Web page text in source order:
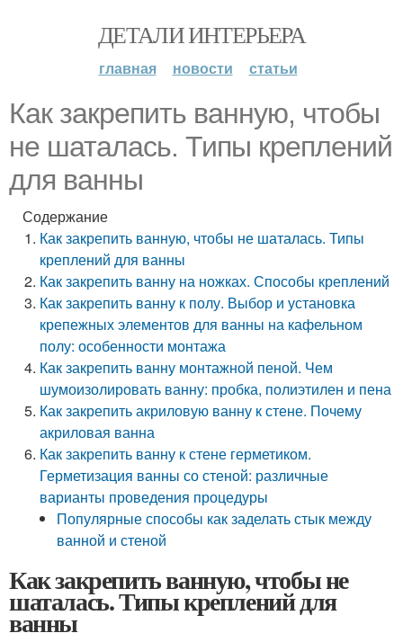
ДЕТАЛИ ИНТЕРЬЕРА
главная новости статьи
Как закрепить ванную, чтобы
не шаталась. Типы креплений
для ванны
Содержание
Как закрепить ванную, чтобы не шаталась. Типы
креплений для ванны
Как закрепить ванну на ножках. Способы креплений
Как закрепить ванну к полу. Выбор и установка
крепежных элементов для ванны на кафельном
полу: особенности монтажа
Как закрепить ванну монтажной пеной. Чем
шумоизолировать ванну: пробка, полиэтилен и пена
Как закрепить акриловую ванну к стене. Почему
акриловая ванна
Как закрепить ванну к стене герметиком.
Герметизация ванны со стеной: различные
варианты проведения процедуры
Популярные способы как заделать стык между
ванной и стеной
Как закрепить ванную, чтобы не
шаталась. Типы креплений для
ванны